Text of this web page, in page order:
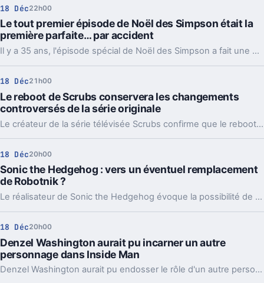
18 Déc22h00
Le tout premier épisode de Noël des Simpson était la
première parfaite… par accident
Il y a 35 ans, l'épisode spécial de Noël des Simpson a fait une première parfaite, bien que non intentionnelle, marquant ainsi le début d'une ère inoubliable dans l'histoire de l'animation télévisée.
18 Déc21h00
Le reboot de Scrubs conservera les changements
controversés de la série originale
Le créateur de la série télévisée Scrubs confirme que le reboot ne supprimera pas les changements controversés apportés précédemment, en dépit des débats houleux qu'ils ont suscités parmi les fans.
18 Déc20h00
Sonic the Hedgehog : vers un éventuel remplacement
de Robotnik ?
Le réalisateur de Sonic the Hedgehog évoque la possibilité de remplacer l'acteur incarnant Robotnik lors des prochaines adaptations cinématographiques.
18 Déc20h00
Denzel Washington aurait pu incarner un autre
personnage dans Inside Man
Denzel Washington aurait pu endosser le rôle d'un autre personnage dans le film à succès "Inside Man".